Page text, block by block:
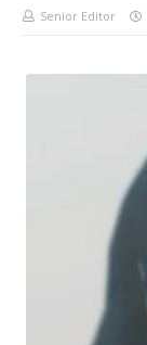
Senior Editor